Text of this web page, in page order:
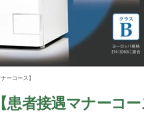
ーコース】
者接遇マナーコ